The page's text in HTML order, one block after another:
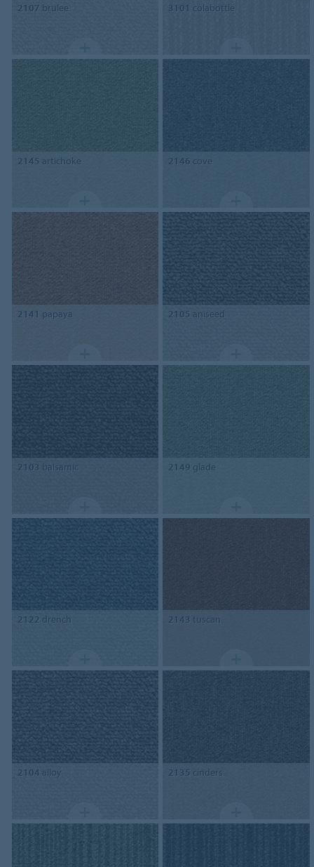
2107 brulee 3101 colabottle
2145 artichoke 2146 cove
2141 papaya 2105 aniseed
2103 balsamic 2149 glade
2122 drench 2143 tuscan
2104 alloy 2135 cinders